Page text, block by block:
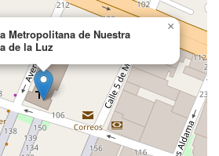
Metropolitana de Nuestra
de la Luz
×